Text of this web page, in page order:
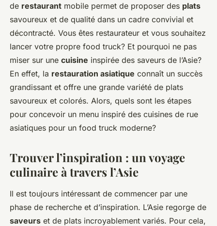
de restaurant mobile permet de proposer des plats
savoureux et de qualité dans un cadre convivial et
décontracté. Vous êtes restaurateur et vous souhaitez
lancer votre propre food truck? Et pourquoi ne pas
miser sur une cuisine inspirée des saveurs de l’Asie?
En effet, la restauration asiatique connaît un succès
grandissant et offre une grande variété de plats
savoureux et colorés. Alors, quels sont les étapes
pour concevoir un menu inspiré des cuisines de rue
asiatiques pour un food truck moderne?
Trouver l’inspiration : un voyage
culinaire à travers l’Asie
Il est toujours intéressant de commencer par une
phase de recherche et d’inspiration. L’Asie regorge de
saveurs et de plats incroyablement variés. Pour cela,